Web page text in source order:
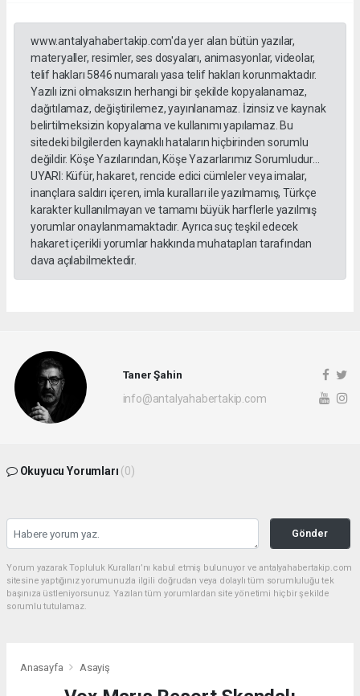
www.antalyahabertakip.com'da yer alan bütün yazılar,
materyaller, resimler, ses dosyaları, animasyonlar, videolar,
telif hakları 5846 numaralı yasa telif hakları korunmaktadır.
Yazılı izni olmaksızın herhangi bir şekilde kopyalanamaz,
dağıtılamaz, değiştirilemez, yayınlanamaz. İzinsiz ve kaynak
belirtilmeksizin kopyalama ve kullanımı yapılamaz. Bu
sitedeki bilgilerden kaynaklı hataların hiçbirinden sorumlu
değildir. Köşe Yazılarından, Köşe Yazarlarımız Sorumludur...
UYARI: Küfür, hakaret, rencide edici cümleler veya imalar,
inançlara saldırı içeren, imla kuralları ile yazılmamış, Türkçe
karakter kullanılmayan ve tamamı büyük harflerle yazılmış
yorumlar onaylanmamaktadır. Ayrıca suç teşkil edecek
hakaret içerikli yorumlar hakkında muhatapları tarafından
dava açılabilmektedir.
Taner Şahin
info@antalyahabertakip.com
Okuyucu Yorumları (0)
Gönder
Yorum yazarak Topluluk Kuralları’nı kabul etmiş bulunuyor ve antalyahabertakip.com
sitesine yaptığınız yorumunuzla ilgili doğrudan veya dolaylı tüm sorumluluğu tek
başınıza üstleniyorsunuz. Yazılan tüm yorumlardan site yönetimi hiçbir şekilde
sorumlu tutulamaz.
Anasayfa Asayiş